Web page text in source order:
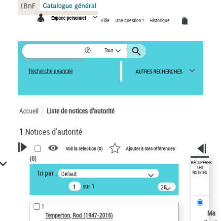
Espace personnel Aide Une question ? Historique
Tout
Recherche avancée AUTRES RECHERCHES
Accueil Liste de notices d’autorité
1 Notices d'autorité
VOTRE RECHERCHE
Recherche avancée dans les
notices d’autorité
Œuvres liées à l'auteur :
Temperton, Rod (1947-2016)
Voir la sélection (0) Ajouter à mes références
(0)
Tri par : Défaut
sur 1
20
résultats/page
1
Temperton, Rod (1947-2016)
RÉCUPÉRER
LES
NOTICES
Ma
Panneau de gestion des cookies